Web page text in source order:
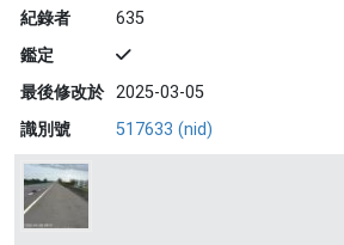
紀錄者
635
鑑定
最後修改於 2025-03-05
識別號
517633 (nid)